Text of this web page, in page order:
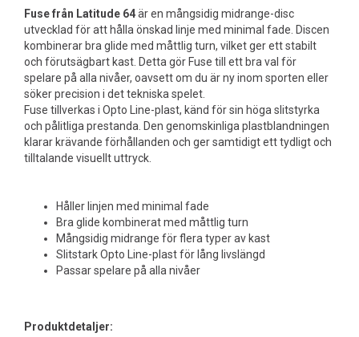
Fuse från Latitude 64är en mångsidig midrange-disc
utvecklad för att hålla önskad linje med minimal fade. Discen
kombinerar bra glide med måttlig turn, vilket ger ett stabilt
och förutsägbart kast. Detta gör Fuse till ett bra val för
spelare på alla nivåer, oavsett om du är ny inom sporten eller
söker precision i det tekniska spelet.
Fuse tillverkas i Opto Line-plast, känd för sin höga slitstyrka
och pålitliga prestanda. Den genomskinliga plastblandningen
klarar krävande förhållanden och ger samtidigt ett tydligt och
tilltalande visuellt uttryck.
Håller linjen med minimal fade
Bra glide kombinerat med måttlig turn
Mångsidig midrange för flera typer av kast
Slitstark Opto Line-plast för lång livslängd
Passar spelare på alla nivåer
Produktdetaljer: